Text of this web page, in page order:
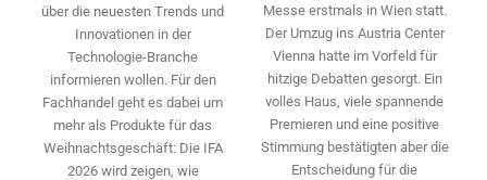
über die neuesten Trends und
Innovationen in der
Technologie-­Branche
informieren wollen. Für den
Fachhandel geht es dabei um
mehr als Produkte für das
Weihnachtsgeschäft: Die IFA
2026 wird ­zeigen, wie
Messe erstmals in Wien statt.
Der Umzug ins Austria Center
Vienna hatte im Vorfeld für
hitzige Debatten gesorgt. Ein
volles Haus, viele spannende
Premieren und eine positive
Stimmung bestätigten aber die
Entscheidung für die